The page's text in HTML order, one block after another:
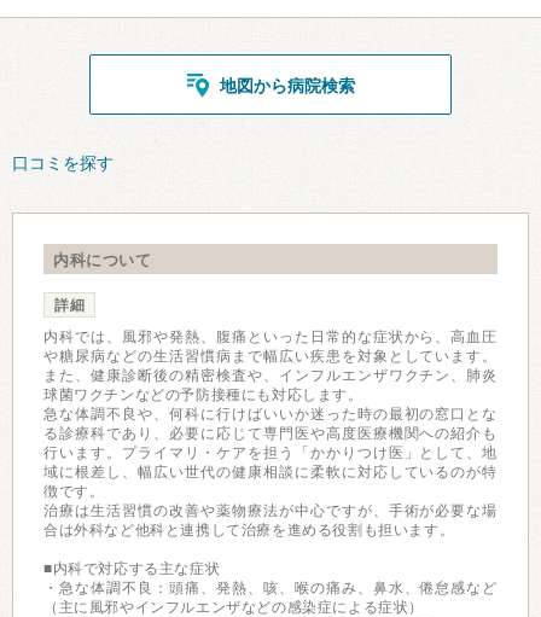
地図から病院検索
口コミを探す
内科について
詳細
内科では、風邪や発熱、腹痛といった日常的な症状から、高血圧
や糖尿病などの生活習慣病まで幅広い疾患を対象としています。
また、健康診断後の精密検査や、インフルエンザワクチン、肺炎
球菌ワクチンなどの予防接種にも対応します。
急な体調不良や、何科に行けばいいか迷った時の最初の窓口とな
る診療科であり、必要に応じて専門医や高度医療機関への紹介も
行います。プライマリ・ケアを担う「かかりつけ医」として、地
域に根差し、幅広い世代の健康相談に柔軟に対応しているのが特
徴です。
治療は生活習慣の改善や薬物療法が中心ですが、手術が必要な場
合は外科など他科と連携して治療を進める役割も担います。
■内科で対応する主な症状
・急な体調不良：頭痛、発熱、咳、喉の痛み、鼻水、倦怠感など
（主に風邪やインフルエンザなどの感染症による症状）